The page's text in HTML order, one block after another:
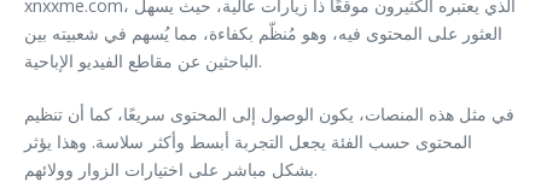
xnxxme.com، الذي يعتبره الكثيرون موقعًا ذا زيارات عالية، حيث يسهل
العثور على المحتوى فيه، وهو مُنظّم بكفاءة، مما يُسهم في شعبيته بين
الباحثين عن مقاطع الفيديو الإباحية.
في مثل هذه المنصات، يكون الوصول إلى المحتوى سريعًا، كما أن تنظيم
المحتوى حسب الفئة يجعل التجربة أبسط وأكثر سلاسة. وهذا يؤثر
بشكل مباشر على اختيارات الزوار وولائهم.